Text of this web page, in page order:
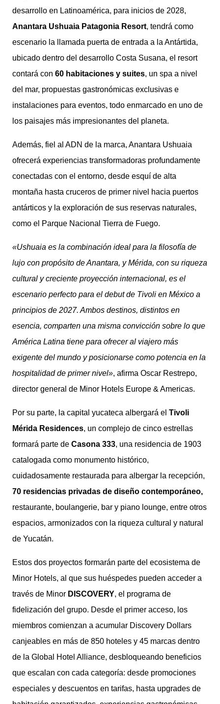
desarrollo en Latinoamérica, para inicios de 2028,
Anantara Ushuaia Patagonia Resort, tendrá como
escenario la llamada puerta de entrada a la Antártida,
ubicado dentro del desarrollo Costa Susana, el resort
contará con 60 habitaciones y suites, un spa a nivel
del mar, propuestas gastronómicas exclusivas e
instalaciones para eventos, todo enmarcado en uno de
los paisajes más impresionantes del planeta.
Además, fiel al ADN de la marca, Anantara Ushuaia
ofrecerá experiencias transformadoras profundamente
conectadas con el entorno, desde esquí de alta
montaña hasta cruceros de primer nivel hacia puertos
antárticos y la exploración de sus reservas naturales,
como el Parque Nacional Tierra de Fuego.
«Ushuaia es la combinación ideal para la filosofía de
lujo con propósito de Anantara, y Mérida, con su riqueza
cultural y creciente proyección internacional, es el
escenario perfecto para el debut de Tivoli en México a
principios de 2027. Ambos destinos, distintos en
esencia, comparten una misma convicción sobre lo que
América Latina tiene para ofrecer al viajero más
exigente del mundo y posicionarse como potencia en la
hospitalidad de primer nivel», afirma Oscar Restrepo,
director general de Minor Hotels Europe & Americas.
Por su parte, la capital yucateca albergará el Tivoli
Mérida Residences, un complejo de cinco estrellas
formará parte de Casona 333, una residencia de 1903
catalogada como monumento histórico,
cuidadosamente restaurada para albergar la recepción,
70 residencias privadas de diseño contemporáneo,
restaurante, boulangerie, bar y piano lounge, entre otros
espacios, armonizados con la riqueza cultural y natural
de Yucatán.
Estos dos proyectos formarán parte del ecosistema de
Minor Hotels, al que sus huéspedes pueden acceder a
través de Minor DISCOVERY, el programa de
fidelización del grupo. Desde el primer acceso, los
miembros comienzan a acumular Discovery Dollars
canjeables en más de 850 hoteles y 45 marcas dentro
de la Global Hotel Alliance, desbloqueando beneficios
que escalan con cada categoría: desde promociones
especiales y descuentos en tarifas, hasta upgrades de